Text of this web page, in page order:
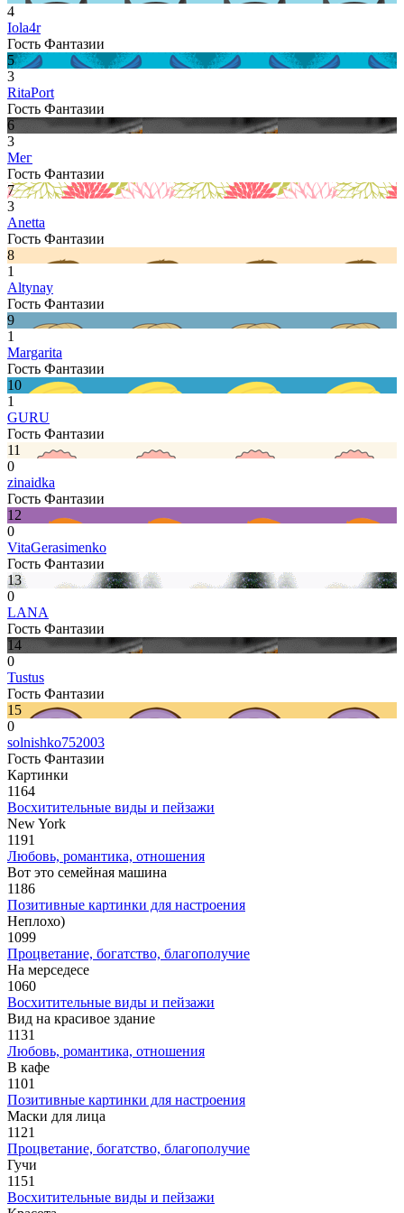
4
Iola4r
Гость Фантазии
5
3
RitaPort
Гость Фантазии
6
3
Мег
Гость Фантазии
7
3
Anetta
Гость Фантазии
8
1
Altynay
Гость Фантазии
9
1
Margarita
Гость Фантазии
10
1
GURU
Гость Фантазии
11
0
zinaidka
Гость Фантазии
12
0
VitaGerasimenko
Гость Фантазии
13
0
LANA
Гость Фантазии
14
0
Tustus
Гость Фантазии
15
0
solnishko752003
Гость Фантазии
Картинки
1164
Восхитительные виды и пейзажи
New York
1191
Любовь, романтика, отношения
Вот это семейная машина
1186
Позитивные картинки для настроения
Неплохо)
1099
Процветание, богатство, благополучие
На мерседесе
1060
Восхитительные виды и пейзажи
Вид на красивое здание
1131
Любовь, романтика, отношения
В кафе
1101
Позитивные картинки для настроения
Маски для лица
1121
Процветание, богатство, благополучие
Гучи
1151
Восхитительные виды и пейзажи